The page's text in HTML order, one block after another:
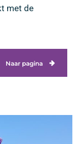
met de
Naar pagina